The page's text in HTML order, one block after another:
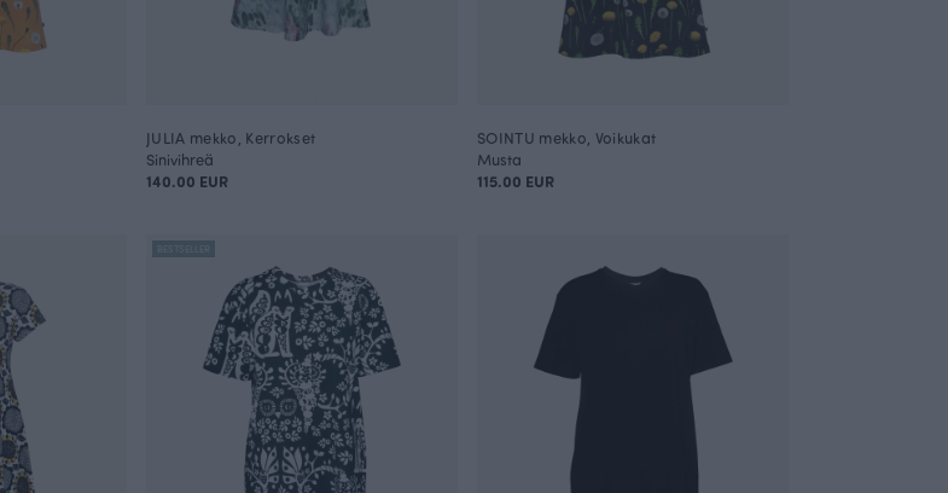
JULIA mekko, Kerrokset
Sinivihreä
140.00 EUR
SOINTU mekko, Voikukat
Musta
115.00 EUR
BESTSELLER